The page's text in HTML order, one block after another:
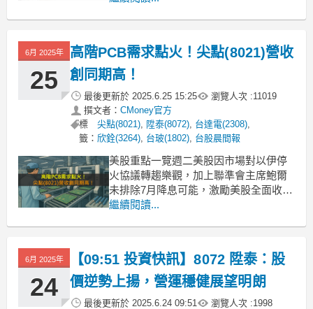
好出場的策略，否則別進場，隨時做好
資金的風控。
任何交易行為須自行判斷並自負投資風
6月 2025年
25
高階PCB需求點火！尖點(8021)營收
創同期高！
最後更新於 2025.6.25 15:25 瀏覽人次 :11019
撰文者： CMoney官方
標
籤：
尖點(8021), 陞泰(8072), 台達電(2308),
欣銓(3264), 台玻(1802), 台股晨間報
美股重點一覽週二美股因市場對以伊停
火協議轉趨樂觀，加上聯準會主席鮑爾
未排除7月降息可能，激勵美股全面收
高，道瓊大漲逾500點。鮑爾提及關稅將
股盤勢整理美國總統川普表示以色列與
伊朗停火，地緣政治壓力暫時解除，昨
(24)日台股強勢反攻
繼續閱讀...
6月 2025年
24
【09:51 投資快訊】8072 陞泰：股
價逆勢上揚，營運穩健展望明朗
最後更新於 2025.6.24 09:51 瀏覽人次 :1998